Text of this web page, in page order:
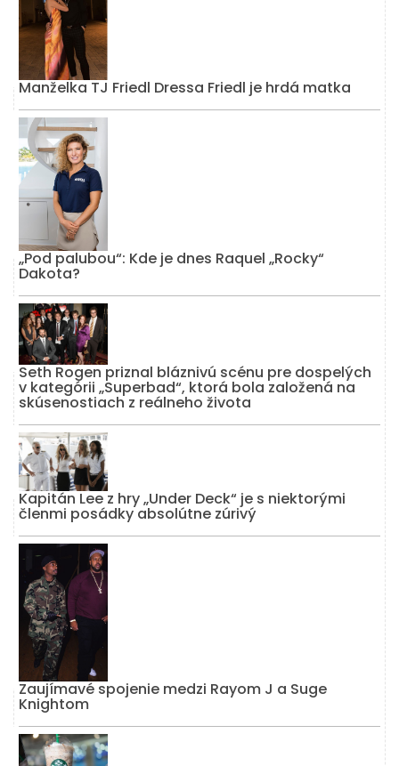
Manželka TJ Friedl Dressa Friedl je hrdá matka
„Pod palubou“: Kde je dnes Raquel „Rocky“
Dakota?
Seth Rogen priznal bláznivú scénu pre dospelých
v kategórii „Superbad“, ktorá bola založená na
skúsenostiach z reálneho života
Kapitán Lee z hry „Under Deck“ je s niektorými
členmi posádky absolútne zúrivý
Zaujímavé spojenie medzi Rayom J a Suge
Knightom